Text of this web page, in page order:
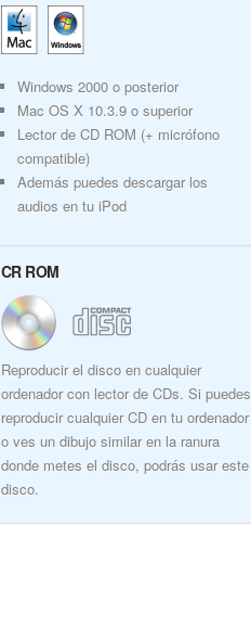
Windows 2000 o posterior
Mac OS X 10.3.9 o superior
Lector de CD ROM (+ micrófono
compatible)
Además puedes descargar los
audios en tu iPod
CR ROM
Reproducir el disco en cualquier
ordenador con lector de CDs. Si puedes
reproducir cualquier CD en tu ordenador
o ves un dibujo similar en la ranura
donde metes el disco, podrás usar este
disco.